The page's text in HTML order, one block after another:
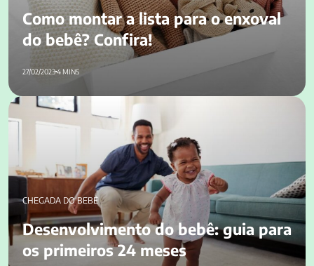
Como montar a lista para o enxoval
do bebê? Confira!
27/02/20234 MINS
Desenvolvimento do bebê: guia para os primeiros 24 meses
CHEGADA DO BEBÊ
Desenvolvimento do bebê: guia para
os primeiros 24 meses